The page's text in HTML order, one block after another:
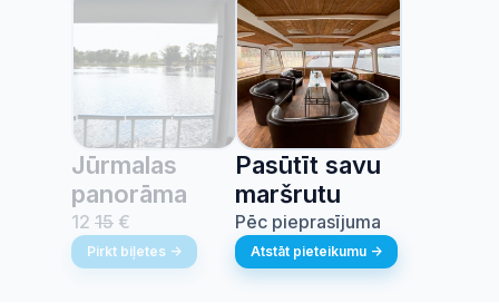
Jūrmalas
panorāma
12 15 €
Pirkt biļetes ->
Pasūtīt savu
maršrutu
Pēc pieprasījuma
Atstāt pieteikumu ->